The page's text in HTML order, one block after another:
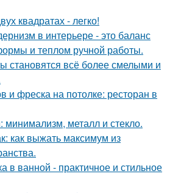
квадратах - легко!
в интерьере - это баланс
и теплом ручной работы.
становятся всё более смелыми и
и фреска на потолке: ресторан в
минимализм, металл и стекло.
как выжать максимум из
в ванной - практичное и стильное